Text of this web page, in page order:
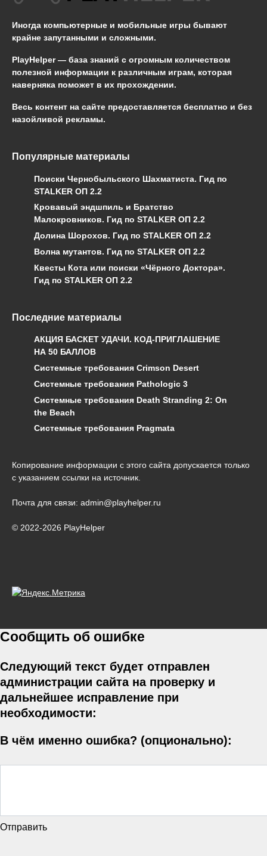
Иногда компьютерные и мобильные игры бывают
крайне запутанными и сложными.
PlayHelper — база знаний с огромным количеством
полезной информации к различным играм, которая
наверняка поможет в их прохождении.
Весь контент на сайте предоставляется бесплатно и без
назойливой рекламы.
Популярные материалы
Поиски Чернобыльского Шахматиста. Гид по
STALKER ОП 2.2
Кровавый эндшпиль и Братство
Малокровников. Гид по STALKER ОП 2.2
Долина Шорохов. Гид по STALKER ОП 2.2
Волна мутантов. Гид по STALKER ОП 2.2
Квесты Кота или поиски «Чёрного Доктора».
Гид по STALKER ОП 2.2
Последние материалы
АКЦИЯ БАСКЕТ УДАЧИ. КОД-ПРИГЛАШЕНИЕ
НА 50 БАЛЛОВ
Системные требования Crimson Desert
Системные требования Pathologic 3
Системные требования Death Stranding 2: On
the Beach
Системные требования Pragmata
Копирование информации с этого сайта допускается только
с указанием ссылки на источник.
Почта для связи: admin@playhelper.ru
© 2022-2026 PlayHelper
Сообщить об ошибке
Следующий текст будет отправлен
администрации сайта на проверку и
дальнейшее исправление при
необходимости:
В чём именно ошибка? (опционально):
Отправить